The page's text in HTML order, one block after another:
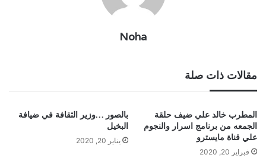
Noha
مقالات ذات صلة
المطرب خالد علي ضيف حلقة
الجمعه من برنامج اسرار والنجوم
علي قناة مايسترو
فبراير 20, 2020
بالصور …وزير الثقافة في ضيافة
البخيل
يناير 20, 2020